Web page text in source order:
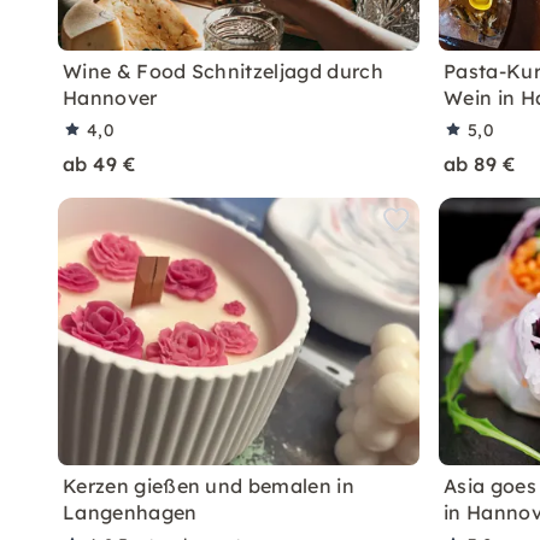
Wine & Food Schnitzeljagd durch
Hannover
4,0
ab 49 €
Pasta-
Wein in
5,0
ab 89 €
Kerzen gießen und bemalen in
Langenhagen
Asia
in